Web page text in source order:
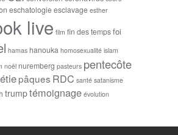
eschatologieesclavage esther
live film fin des tempsfoi
hamas hanouka homosexualité islam
noël nuremberg pasteurs pentecôte
pâques RDC santé satanisme
trumptémoignage évolution